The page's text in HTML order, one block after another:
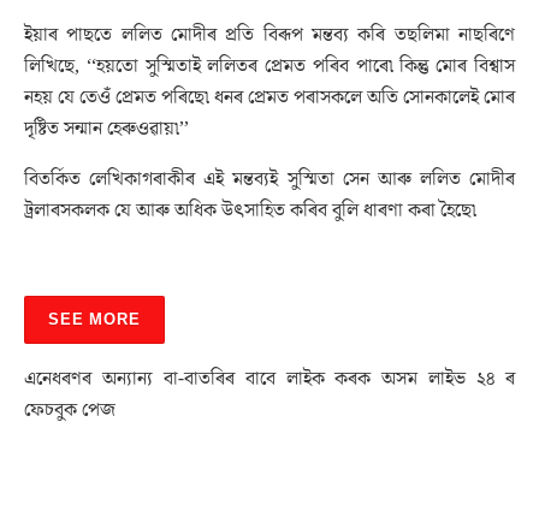
ইয়াৰ পাছতে ললিত মোদীৰ প্ৰতি বিৰূপ মন্তব্য কৰি তছলিমা নাছৰিণে
লিখিছে, ‘‘হয়তো সুস্মিতাই ললিতৰ প্ৰেমত পৰিব পাৰে৷ কিন্তু মোৰ বিশ্বাস
নহয় যে তেওঁ প্ৰেমত পৰিছে৷ ধনৰ প্ৰেমত পৰাসকলে অতি সোনকালেই মোৰ
দৃষ্টিত সন্মান হেৰুওৱায়৷’’
বিতৰ্কিত লেখিকাগৰাকীৰ এই মন্তব্যই সুস্মিতা সেন আৰু ললিত মোদীৰ
ট্ৰলাৰসকলক যে আৰু অধিক উৎসাহিত কৰিব বুলি ধাৰণা কৰা হৈছে৷
SEE MORE
এনেধৰণৰ অন্যান্য বা-বাতৰিৰ বাবে লাইক কৰক অসম লাইভ ২৪ ৰ
ফেচবুক পেজ